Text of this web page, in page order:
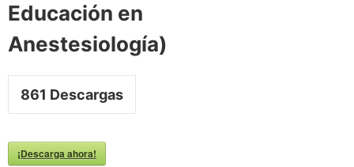
Educación en
Anestesiología)
861 Descargas
¡Descarga ahora!